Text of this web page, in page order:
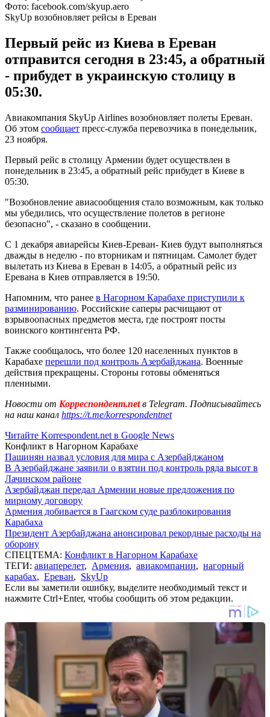
Фото: facebook.com/skyup.aero
SkyUp возобновляет рейсы в Ереван
Первый рейс из Киева в Ереван
отправится сегодня в 23:45, а обратный
- прибудет в украинскую столицу в
05:30.
Авиакомпания SkyUp Airlines возобновляет полеты Ереван.
Об этом сообщает пресс-служба перевозчика в понедельник,
23 ноября.
Первый рейс в столицу Армении будет осуществлен в
понедельник в 23:45, а обратный рейс прибудет в Киеве в
05:30.
"Возобновление авиасообщения стало возможным, как только
мы убедились, что осуществление полетов в регионе
безопасно", - сказано в сообщении.
С 1 декабря авиарейсы Киев-Ереван- Киев будут выполняться
дважды в неделю - по вторникам и пятницам. Самолет будет
вылетать из Киева в Ереван в 14:05, а обратный рейс из
Еревана в Киев отправляется в 19:50.
Напомним, что ранее в Нагорном Карабахе приступили к
разминированию. Российские саперы расчищают от
взрывоопасных предметов места, где построят посты
воинского контингента РФ.
Также сообщалось, что более 120 населенных пунктов в
Карабахе перешли под контроль Азербайджана. Военные
действия прекращены. Стороны готовы обменяться
пленными.
Новости от Корреспондент.netв Telegram. Подписывайтесь
на наш канал https://t.me/korrespondentnet
Читайте Korrespondent.net в Google News
Конфликт в Нагорном Карабахе
Пашинян назвал условия для мира с Азербайджаном
В Азербайджане заявили о взятии под контроль ряда высот в
Лачинском районе
Азербайджан передал Армении новые предложения по
мирному договору
Армения добивается в Гаагском суде разблокирования
Карабаха
Президент Азербайджана анонсировал рекордные расходы на
оборону
СПЕЦТЕМА: Конфликт в Нагорном Карабахе
ТЕГИ: авиаперелет, Армения, авиакомпании, нагорный
карабах, Ереван, SkyUp
Если вы заметили ошибку, выделите необходимый текст и
нажмите Ctrl+Enter, чтобы сообщить об этом редакции.